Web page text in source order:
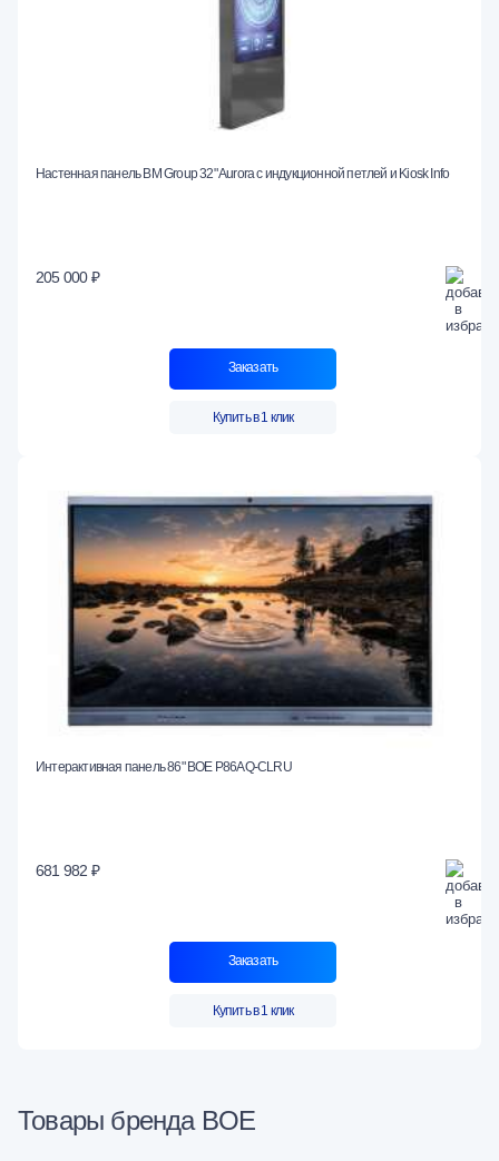
Настенная панель BM Group 32" Aurora с индукционной петлей и Kiosk Info
205 000 ₽
Заказать
Купить в 1 клик
Интерактивная панель 86" BOE P86AQ-CLRU
681 982 ₽
Заказать
Купить в 1 клик
Товары бренда BOE